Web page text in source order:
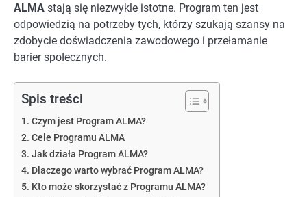
ALMA stają się niezwykle istotne. Program ten jest
odpowiedzią na potrzeby tych, którzy szukają szansy na
zdobycie doświadczenia zawodowego i przełamanie
barier społecznych.
Spis treści
Czym jest Program ALMA?
Cele Programu ALMA
Jak działa Program ALMA?
Dlaczego warto wybrać Program ALMA?
Kto może skorzystać z Programu ALMA?